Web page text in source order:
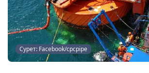
Сурет: Facebook/cpcpipe